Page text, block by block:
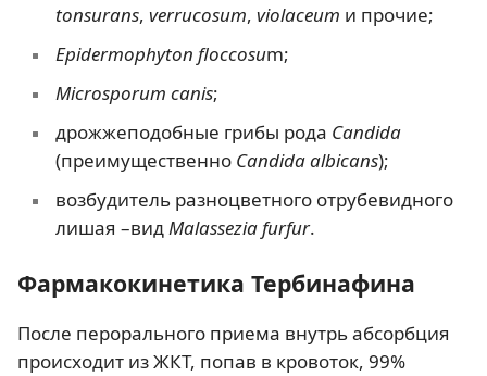
tonsurans, verrucosum, violaceum и прочие;
Epidermophyton floccosum;
Microsporum canis;
дрожжеподобные грибы рода Candida
(преимущественно Candida albicans);
возбудитель разноцветного отрубевидного
лишая –видMalassezia furfur.
Фармакокинетика Тербинафина
После перорального приема внутрь абсорбция
происходит из ЖКТ, попав в кровоток, 99%